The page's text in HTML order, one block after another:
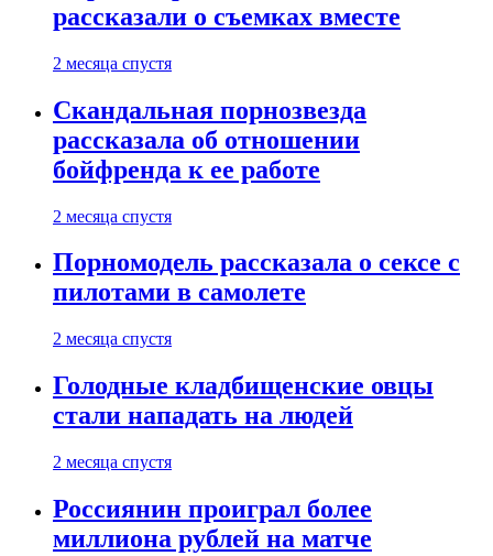
рассказали о съемках вместе
2 месяца спустя
Скандальная порнозвезда
рассказала об отношении
бойфренда к ее работе
2 месяца спустя
Порномодель рассказала о сексе с
пилотами в самолете
2 месяца спустя
Голодные кладбищенские овцы
стали нападать на людей
2 месяца спустя
Россиянин проиграл более
миллиона рублей на матче